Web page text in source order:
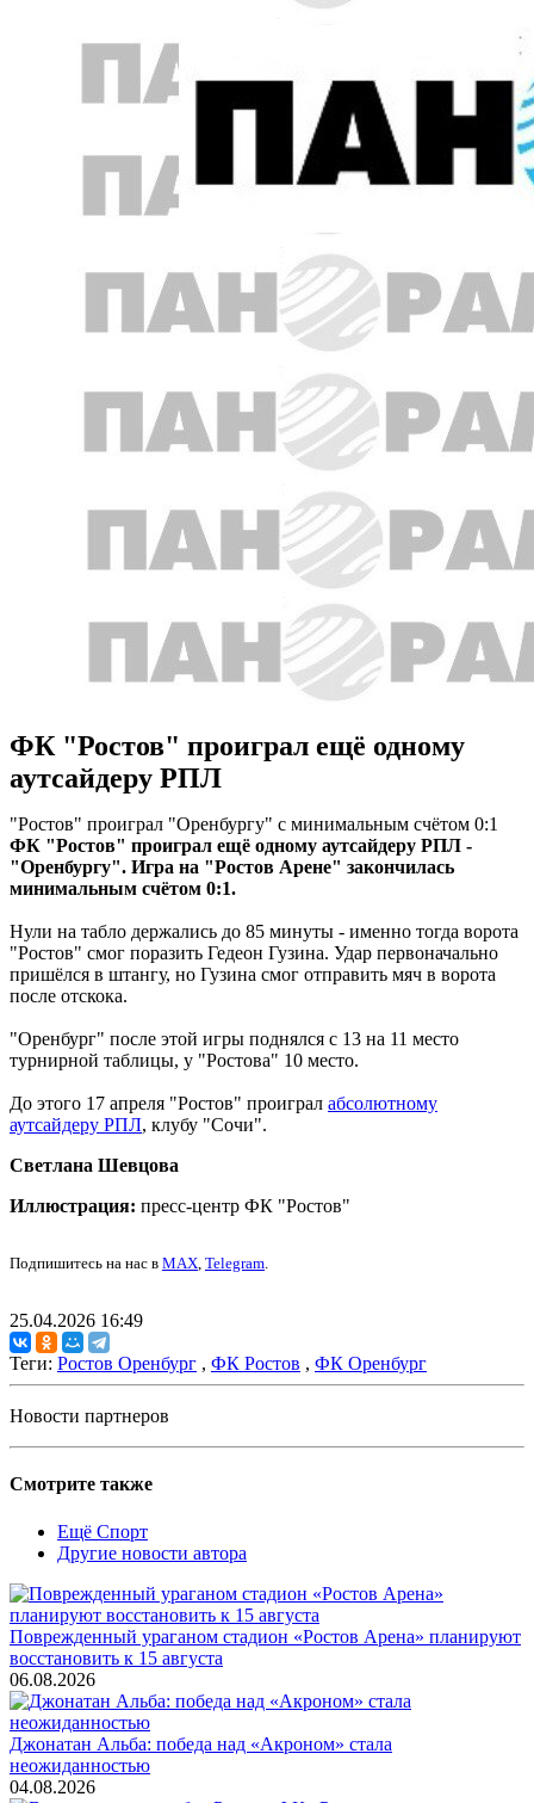
ФК "Ростов" проиграл ещё одному
аутсайдеру РПЛ
"Ростов" проиграл "Оренбургу" с минимальным счётом 0:1
ФК "Ростов" проиграл ещё одному аутсайдеру РПЛ -
"Оренбургу". Игра на "Ростов Арене" закончилась
минимальным счётом 0:1.
Нули на табло держались до 85 минуты - именно тогда ворота
"Ростов" смог поразить Гедеон Гузина. Удар первоначально
пришёлся в штангу, но Гузина смог отправить мяч в ворота
после отскока.
"Оренбург" после этой игры поднялся с 13 на 11 место
турнирной таблицы, у "Ростова" 10 место.
До этого 17 апреля "Ростов" проиграл абсолютному
аутсайдеру РПЛ, клубу "Сочи".
Светлана Шевцова
Иллюстрация: пресс-центр ФК "Ростов"
Подпишитесь на нас в MAX, Telegram.
25.04.2026 16:49
Теги: Ростов Оренбург , ФК Ростов , ФК Оренбург
Новости партнеров
Смотрите также
Ещё Спорт
Другие новости автора
Поврежденный ураганом стадион «Ростов Арена» планируют
восстановить к 15 августа
06.08.2026
Джонатан Альба: победа над «Акроном» стала
неожиданностью
04.08.2026